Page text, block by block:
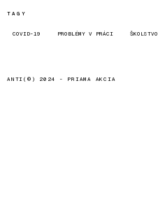
TAGY
COVID-19 PROBLÉMY V PRÁCI ŠKOLSTVO
ANTI(©) 2024 - PRIAMA AKCIA